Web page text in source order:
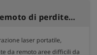
Esders ELLI Set rilevatore remoto di perdite di metano
laser portatile,
da remoto aree difficili da